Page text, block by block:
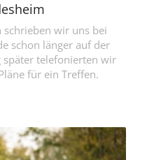
schrieben wir uns bei
schon länger auf der
später telefonierten wir
für ein Treffen.